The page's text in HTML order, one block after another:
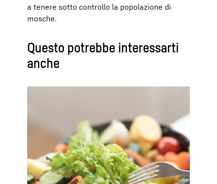
a tenere sotto controllo la popolazione di
mosche.
Questo potrebbe interessarti
anche